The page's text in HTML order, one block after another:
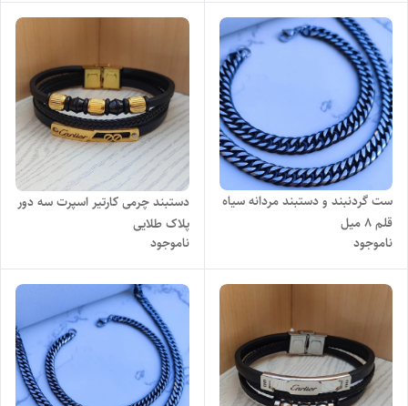
ست گردنبند و دستبند مردانه سیاه
قلم ۸ میل
ناموجود
دستبند چرمی کارتیر اسپرت سه دور
پلاک طلایی
ناموجود